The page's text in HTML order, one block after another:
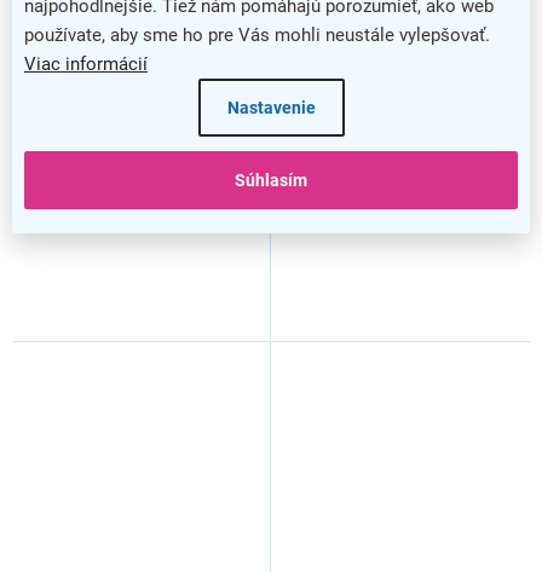
najpohodlnejšie. Tiež nám pomáhajú porozumieť, ako web
používate, aby sme ho pre Vás mohli neustále vylepšovať.
Viac informácií
Nastavenie
Súhlasím
Konferenčná stolička
Prymus K, krémová